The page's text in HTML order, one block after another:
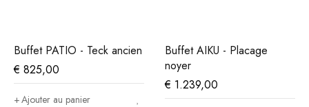
Buffet PATIO - Teck ancien
€ 825,00
Ajouter au panier
Buffet AIKU - Placage
noyer
€ 1.239,00